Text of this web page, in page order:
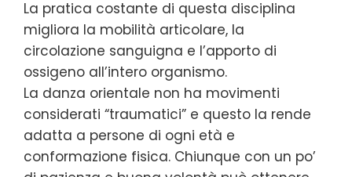
La pratica costante di questa disciplina
migliora la mobilità articolare, la
circolazione sanguigna e l’apporto di
ossigeno all’intero organismo.
La danza orientale non ha movimenti
considerati “traumatici” e questo la rende
adatta a persone di ogni età e
conformazione fisica. Chiunque con un po’